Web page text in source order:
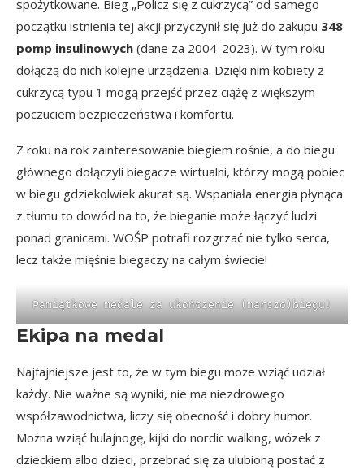
spożytkowane. Bieg „Policz się z cukrzycą” od samego
początku istnienia tej akcji przyczynił się już do zakupu 348
pomp insulinowych (dane za 2004-2023). W tym roku
dołączą do nich kolejne urządzenia. Dzięki nim kobiety z
cukrzycą typu 1 mogą przejść przez ciążę z większym
poczuciem bezpieczeństwa i komfortu.
Z roku na rok zainteresowanie biegiem rośnie, a do biegu
głównego dołączyli biegacze wirtualni, którzy mogą pobiec
w biegu gdziekolwiek akurat są. Wspaniała energia płynąca
z tłumu to dowód na to, że bieganie może łączyć ludzi
ponad granicami. WOŚP potrafi rozgrzać nie tylko serca,
lecz także mięśnie biegaczy na całym świecie!
Pamiątkowe medale za ukończenie (marszo)biegu!
Ekipa na medal
Najfajniejsze jest to, że w tym biegu może wziąć udział
każdy. Nie ważne są wyniki, nie ma niezdrowego
współzawodnictwa, liczy się obecność i dobry humor.
Można wziąć hulajnogę, kijki do nordic walking, wózek z
dzieckiem albo dzieci, przebrać się za ulubioną postać z